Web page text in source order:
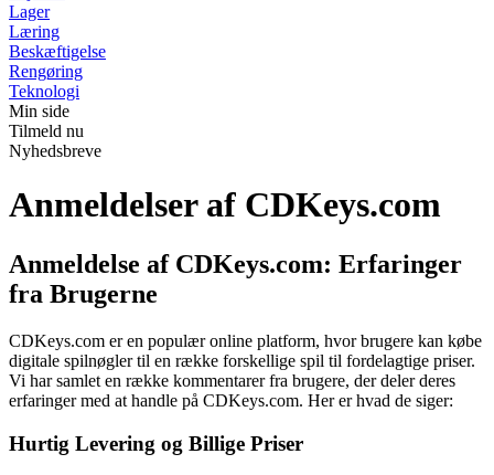
Lager
Læring
Beskæftigelse
Rengøring
Teknologi
Min side
Tilmeld nu
Nyhedsbreve
Anmeldelser af CDKeys.com
Anmeldelse af CDKeys.com: Erfaringer
fra Brugerne
CDKeys.com er en populær online platform, hvor brugere kan købe
digitale spilnøgler til en række forskellige spil til fordelagtige priser.
Vi har samlet en række kommentarer fra brugere, der deler deres
erfaringer med at handle på CDKeys.com. Her er hvad de siger:
Hurtig Levering og Billige Priser